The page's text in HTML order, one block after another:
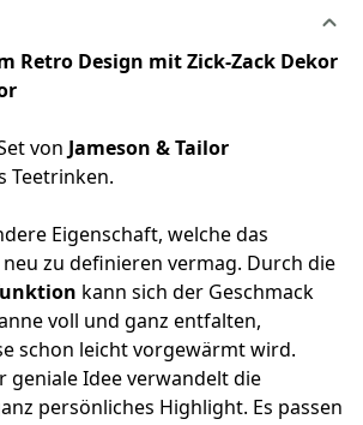
Retro Design mit Zick-Zack Dekor
von Jameson & Tailor
Teetrinken.
Eigenschaft, welche das
zu definieren vermag. Durch die
kann sich der Geschmack
voll und ganz entfalten,
schon leicht vorgewärmt wird.
geniale Idee verwandelt die
persönliches Highlight. Es passen